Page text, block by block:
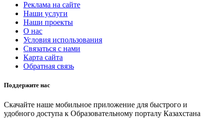
Реклама на сайте
Наши услуги
Наши проекты
О нас
Условия использования
Связаться с нами
Карта сайта
Обратная связь
Поддержите нас
Скачайте наше мобильное приложение для быстрого и
удобного доступа к Образовательному порталу Казахстана